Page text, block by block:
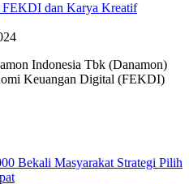
FEKDI dan Karya Kreatif
Indonesia Tbk (Danamon)
Keuangan Digital (FEKDI)